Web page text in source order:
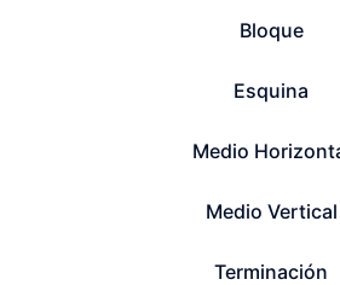
Bloque
Esquina
Medio
Medio Vertical
Terminación